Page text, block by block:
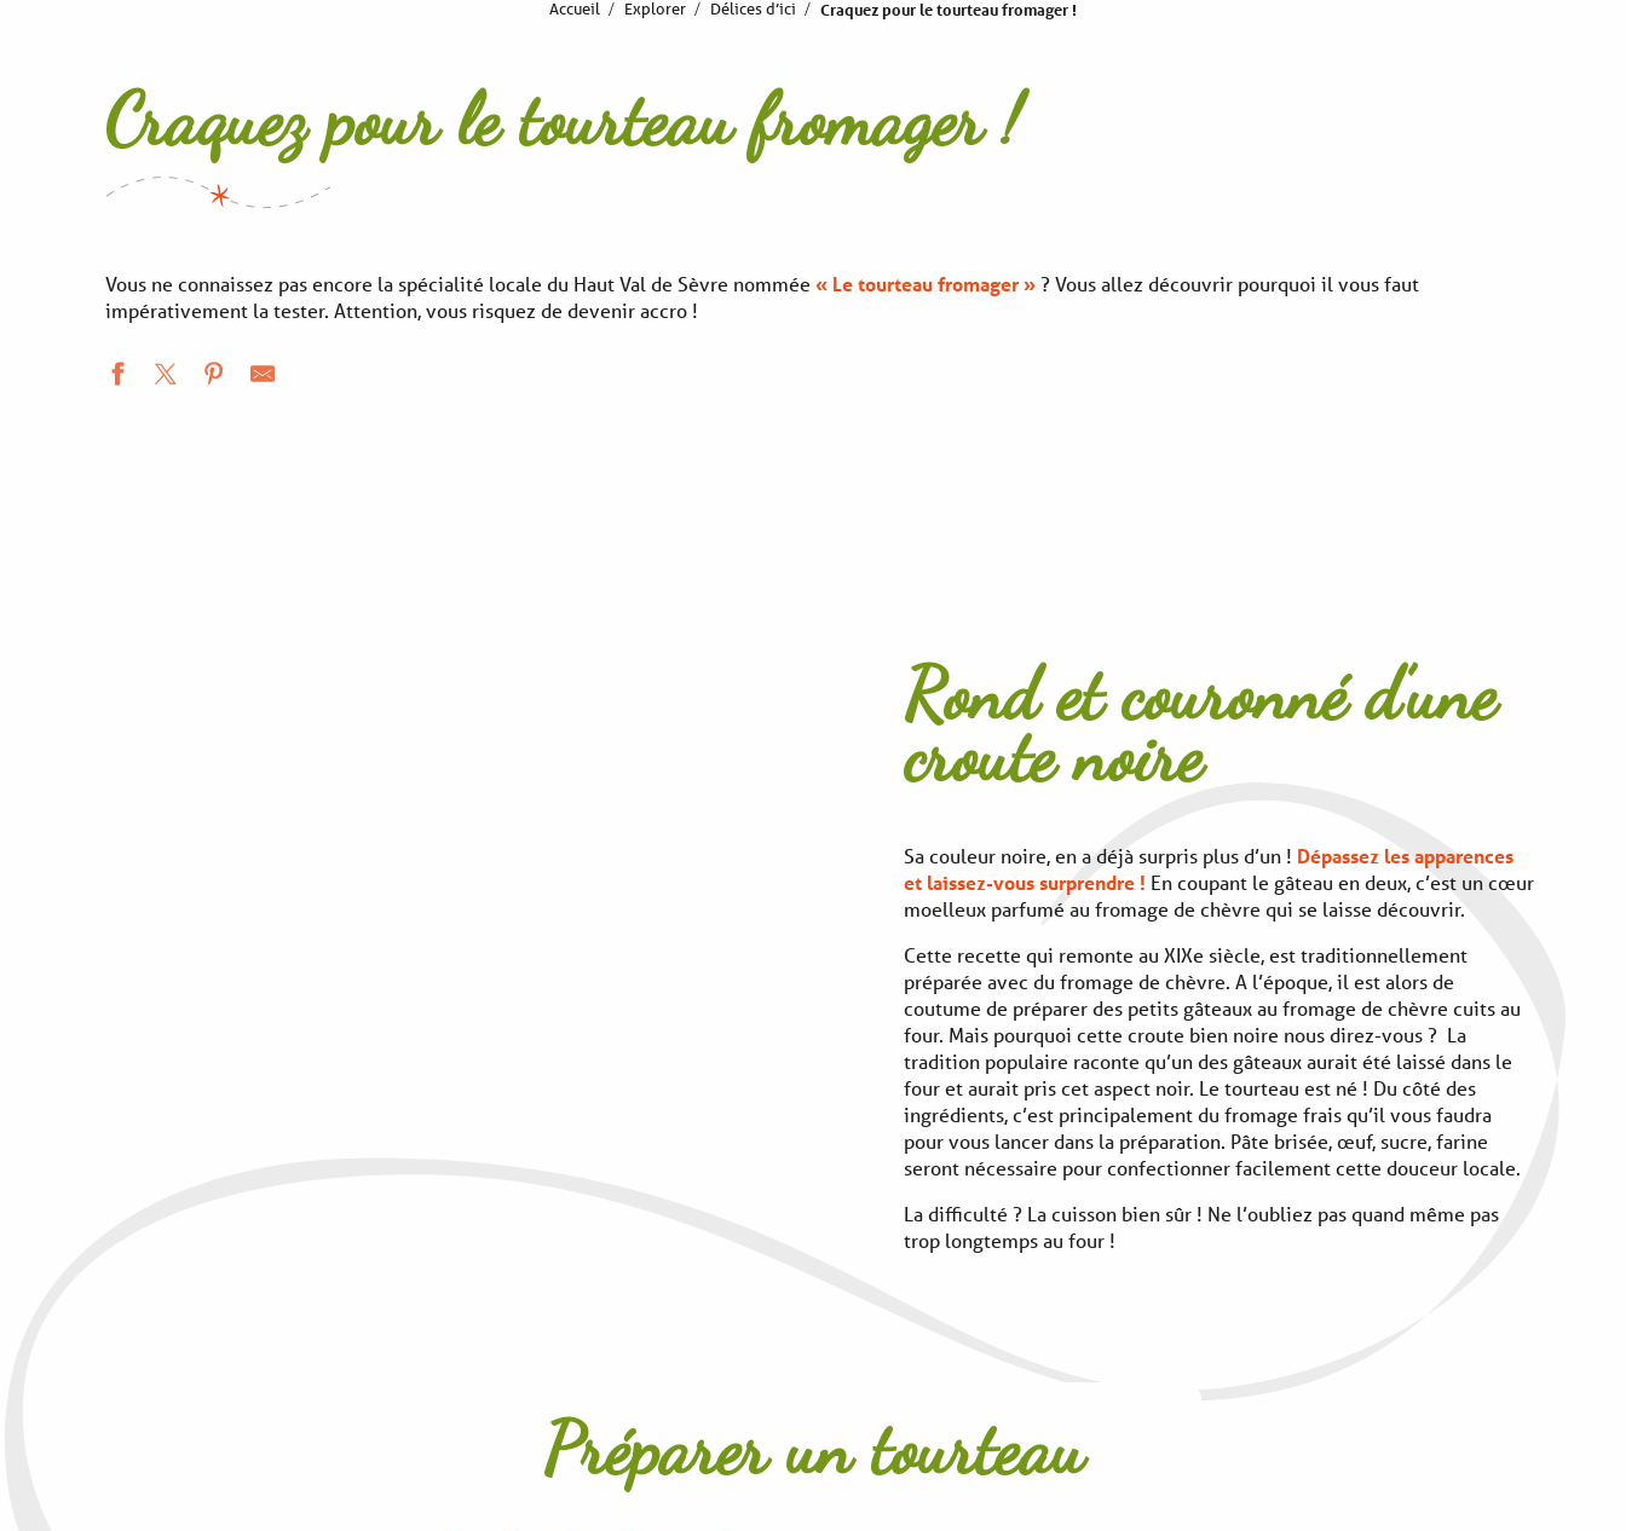
Accueil Explorer Délices d’ici Craquez pour le tourteau fromager !
Craquez pour le tourteau fromager !
Vous ne connaissez pas encore la spécialité locale du Haut Val de Sèvre nommée « Le tourteau fromager »? Vous allez découvrir pourquoi il vous faut
impérativement la tester. Attention, vous risquez de devenir accro !
Rond et couronné d’une
croute noire
Sa couleur noire, en a déjà surpris plus d’un ! Dépassez les apparences
et laissez-vous surprendre ! En coupant le gâteau en deux, c’est un cœur
moelleux parfumé au fromage de chèvre qui se laisse découvrir.
Cette recette qui remonte au XIXe siècle, est traditionnellement
préparée avec du fromage de chèvre. A l’époque, il est alors de
coutume de préparer des petits gâteaux au fromage de chèvre cuits au
four. Mais pourquoi cette croute bien noire nous direz-vous ? La
tradition populaire raconte qu’un des gâteaux aurait été laissé dans le
four et aurait pris cet aspect noir. Le tourteau est né ! Du côté des
ingrédients, c’est principalement du fromage frais qu’il vous faudra
pour vous lancer dans la préparation. Pâte brisée, œuf, sucre, farine
seront nécessaire pour confectionner facilement cette douceur locale.
La difficulté ? La cuisson bien sûr ! Ne l’oubliez pas quand même pas
trop longtemps au four !
Préparer un tourteau